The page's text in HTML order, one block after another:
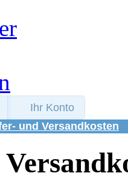
Ihr Konto
und Versandkosten